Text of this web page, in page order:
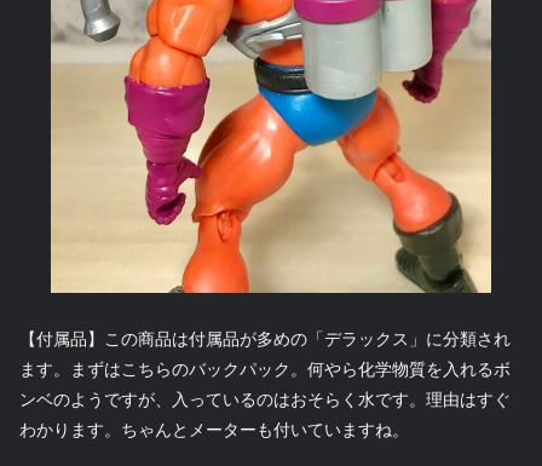
【付属品】この商品は付属品が多めの「デラックス」に分類され
ます。まずはこちらのバックパック。何やら化学物質を入れるボ
ンベのようですが、入っているのはおそらく水です。理由はすぐ
わかります。ちゃんとメーターも付いていますね。